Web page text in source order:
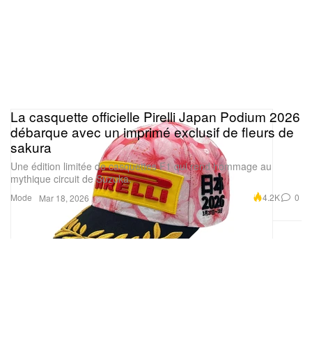
Mode
La casquette officielle Pirelli Japan Podium 2026
débarque avec un imprimé exclusif de fleurs de
sakura
Une édition limitée de casquettes F1 qui rend hommage au
mythique circuit de Suzuka.
Mar 18, 2026 4.2K 0